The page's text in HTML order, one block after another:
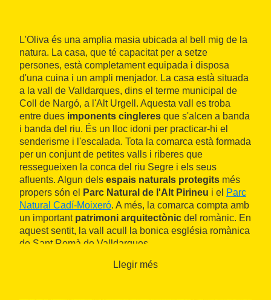
L'Oliva és una amplia masia ubicada al bell mig de la
natura. La casa, que té capacitat per a setze
persones, està completament equipada i disposa
d'una cuina i un ampli menjador. La casa està situada
a la vall de Valldarques, dins el terme municipal de
Coll de Nargó, a l'Alt Urgell. Aquesta vall es troba
entre dues imponents cingleres que s'alcen a banda
i banda del riu. És un lloc idoni per practicar-hi el
senderisme i l'escalada. Tota la comarca està formada
per un conjunt de petites valls i riberes que
ressegueixen la conca del riu Segre i els seus
afluents. Algun dels espais naturals protegits més
propers són el
Parc Natural de l'Alt Pirineu i el Parc
Natural Cadí-Moixeró. A més, la comarca compta amb
un important patrimoni arquitectònic del romànic. En
aquest sentit, la vall acull la bonica església romànica
de Sant Romà de Valldarques.
Llegir més